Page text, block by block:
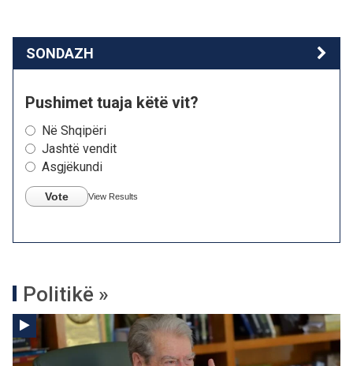
SONDAZH
Pushimet tuaja këtë vit?
Në Shqipëri
Jashtë vendit
Asgjëkundi
Vote View Results
Politikë »